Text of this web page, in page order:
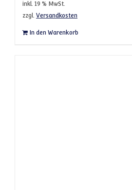
inkl. 19 % MwSt.
zzgl. Versandkosten
In den Warenkorb